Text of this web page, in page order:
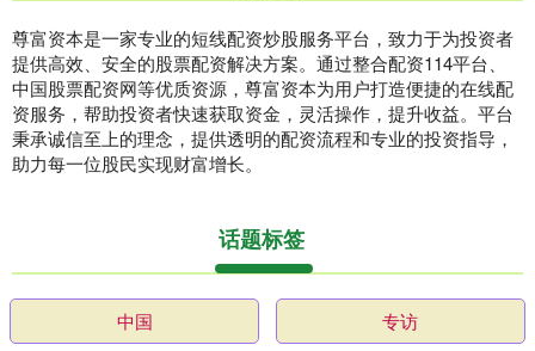
尊富资本是一家专业的短线配资炒股服务平台，致力于为投资者
提供高效、安全的股票配资解决方案。通过整合配资114平台、
中国股票配资网等优质资源，尊富资本为用户打造便捷的在线配
资服务，帮助投资者快速获取资金，灵活操作，提升收益。平台
秉承诚信至上的理念，提供透明的配资流程和专业的投资指导，
助力每一位股民实现财富增长。
话题标签
中国 专访